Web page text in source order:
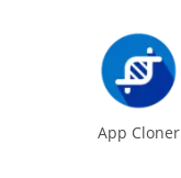
App Cloner